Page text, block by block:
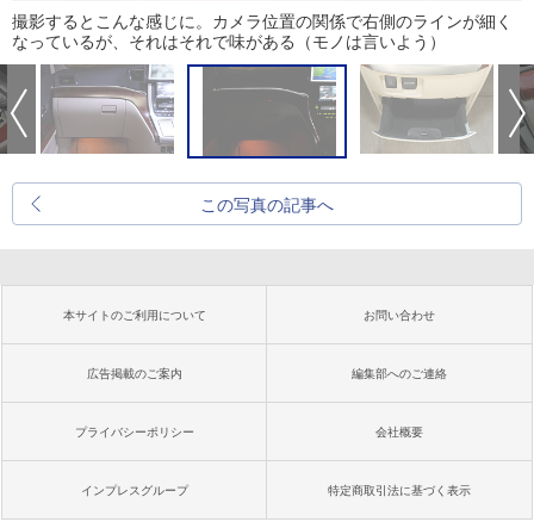
撮影するとこんな感じに。カメラ位置の関係で右側のラインが細く
なっているが、それはそれで味がある（モノは言いよう）
この写真の記事へ
本サイトのご利用について お問い合わせ
広告掲載のご案内 編集部へのご連絡
プライバシーポリシー 会社概要
インプレスグループ 特定商取引法に基づく表示